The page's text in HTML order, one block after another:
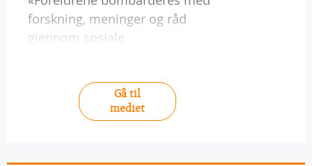
forskning, meninger og råd
gjennom sosiale
Gå til
mediet